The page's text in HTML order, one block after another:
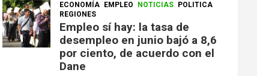
ECONOMÍA EMPLEO NOTICIAS
POLITICA
REGIONES
Empleo sí hay: la tasa de
desempleo en junio bajó a 8,6
por ciento, de acuerdo con el
Dane